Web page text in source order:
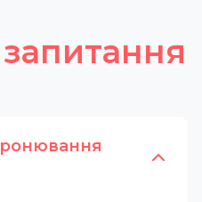
запитання